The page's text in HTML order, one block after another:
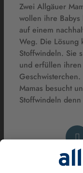
Zwei Allgäuer
wollen ihre Babys
auf einem
Weg. Die Lösung
Stoffwindeln. Sie
und erfüllen
Mamas besucht
Stoffwindeln